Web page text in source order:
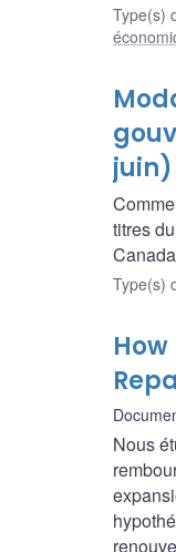
Type(s)
juin)
titres
Type(s)
Nous